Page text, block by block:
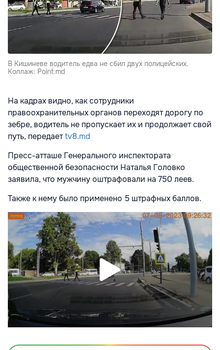
В Кишиневе водитель едва не сбил двух полицейских.
Коллаж: Point.md
На кадрах видно, как сотрудники
правоохранительных органов переходят дорогу по
зебре, водитель не пропускает их и продолжает свой
путь, передаетtv8.md
Пресс-атташе Генерального инспектората
общественной безопасности Наталья Головко
заявила, что мужчину оштрафовали на 750 леев.
Также к нему было применено 5 штрафных баллов.